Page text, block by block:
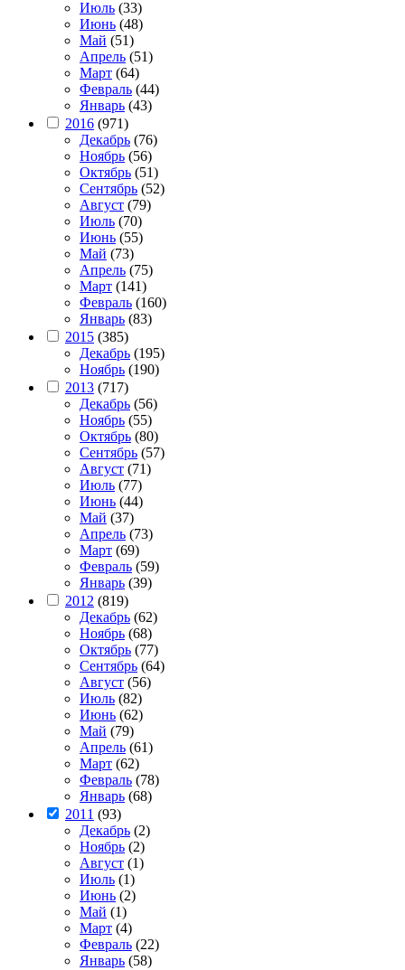
Июль (33)
Июнь (48)
Май (51)
Апрель (51)
Март (64)
Февраль (44)
Январь (43)
2016 (971)
Декабрь (76)
Ноябрь (56)
Октябрь (51)
Сентябрь (52)
Август (79)
Июль (70)
Июнь (55)
Май (73)
Апрель (75)
Март (141)
Февраль (160)
Январь (83)
2015 (385)
Декабрь (195)
Ноябрь (190)
2013 (717)
Декабрь (56)
Ноябрь (55)
Октябрь (80)
Сентябрь (57)
Август (71)
Июль (77)
Июнь (44)
Май (37)
Апрель (73)
Март (69)
Февраль (59)
Январь (39)
2012 (819)
Декабрь (62)
Ноябрь (68)
Октябрь (77)
Сентябрь (64)
Август (56)
Июль (82)
Июнь (62)
Май (79)
Апрель (61)
Март (62)
Февраль (78)
Январь (68)
2011 (93)
Декабрь (2)
Ноябрь (2)
Август (1)
Июль (1)
Июнь (2)
Май (1)
Март (4)
Февраль (22)
Январь (58)